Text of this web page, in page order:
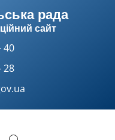
рада
сайт
40
28